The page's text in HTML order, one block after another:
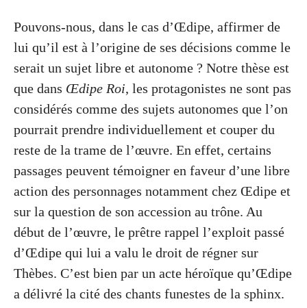
Pouvons-nous, dans le cas d’Œdipe, affirmer de
lui qu’il est à l’origine de ses décisions comme le
serait un sujet libre et autonome ? Notre thèse est
que dans Œdipe Roi, les protagonistes ne sont pas
considérés comme des sujets autonomes que l’on
pourrait prendre individuellement et couper du
reste de la trame de l’œuvre. En effet, certains
passages peuvent témoigner en faveur d’une libre
action des personnages notamment chez Œdipe et
sur la question de son accession au trône. Au
début de l’œuvre, le prêtre rappel l’exploit passé
d’Œdipe qui lui a valu le droit de régner sur
Thèbes. C’est bien par un acte héroïque qu’Œdipe
a délivré la cité des chants funestes de la sphinx.